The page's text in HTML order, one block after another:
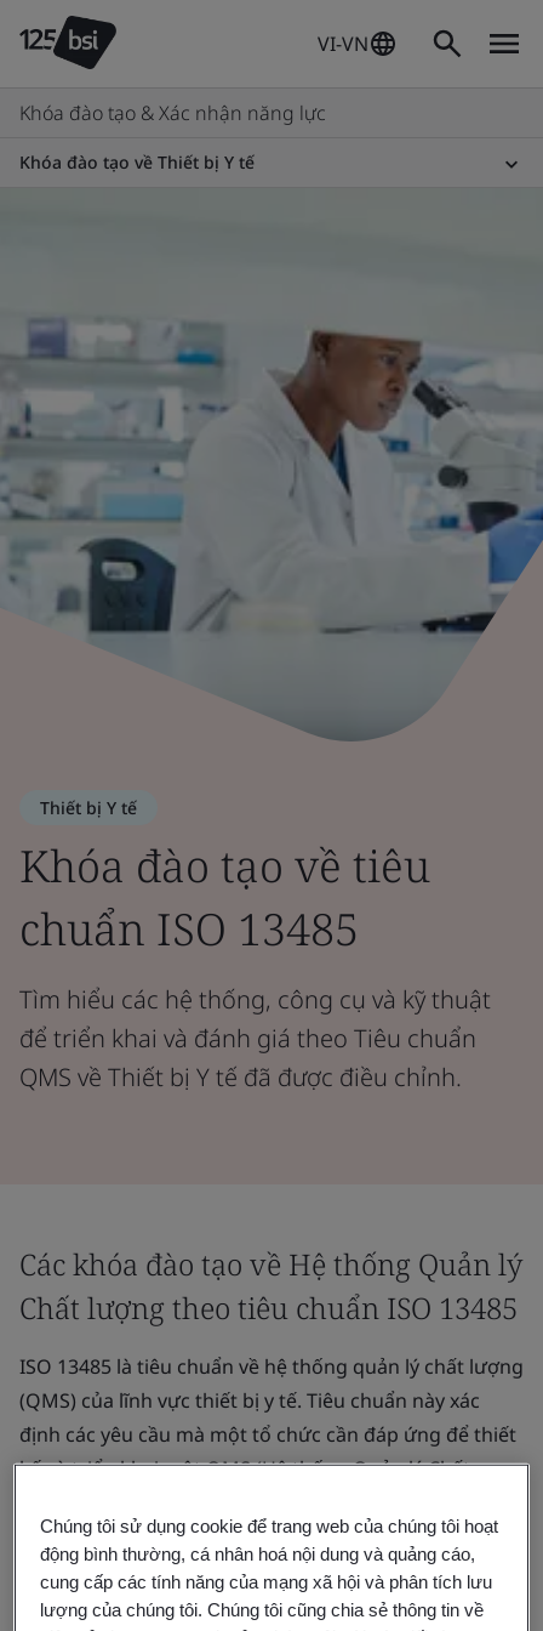
VI-VN
Khóa đào tạo & Xác nhận năng lực
Khóa đào tạo về Thiết bị Y tế
Thiết bị Y tế
Khóa đào tạo về tiêu
chuẩn ISO 13485
Tìm hiểu các hệ thống, công cụ và kỹ thuật
để triển khai và đánh giá theo Tiêu chuẩn
QMS về Thiết bị Y tế đã được điều chỉnh.
Các khóa đào tạo về Hệ thống Quản lý
Chất lượng theo tiêu chuẩn ISO 13485
ISO 13485 là tiêu chuẩn về hệ thống quản lý chất lượng
(QMS) của lĩnh vực thiết bị y tế. Tiêu chuẩn này xác
định các yêu cầu mà một tổ chức cần đáp ứng để thiết
kế và triển khai một QMS (Hệ thống Quản lý Chất
cầu của khách hàng cũng như yêu cầu theo quy định
hiện hành.
Làm quen với ISO 13485 và hiểu cách triển khai tiêu
Chúng tôi sử dụng cookie để trang web của chúng tôi hoạt
động bình thường, cá nhân hoá nội dung và quảng cáo,
cung cấp các tính năng của mạng xã hội và phân tích lưu
lượng của chúng tôi. Chúng tôi cũng chia sẻ thông tin về